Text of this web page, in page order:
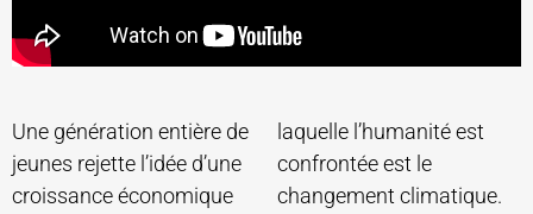
Une génération entière de
jeunes rejette l’idée d’une
croissance économique
laquelle l’humanité est
confrontée est le
changement climatique.